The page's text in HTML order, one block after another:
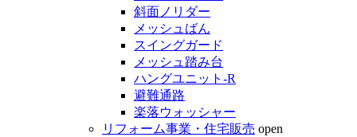
斜面ノリダー
メッシュばん
スイングガード
メッシュ踏み台
ハングユニット-R
避難通路
楽落ウォッシャー
リフォーム事業・住宅販売 open